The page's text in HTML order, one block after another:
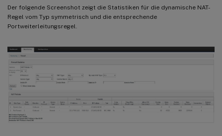
Der folgende Screenshot zeigt die Statistiken für die dynamische NAT-
Regel vom Typ symmetrisch und die entsprechende
Portweiterleitungsregel.